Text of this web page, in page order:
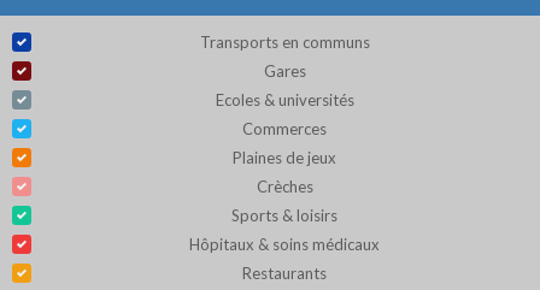
Transports en communs
Gares
Ecoles & universités
Commerces
Plaines de jeux
Crèches
Sports & loisirs
Hôpitaux & soins médicaux
Restaurants